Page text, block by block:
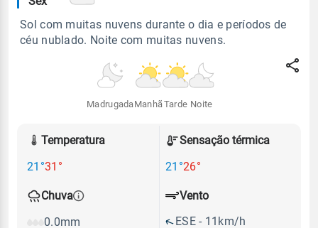
meteorológicos
Sol com muitas nuvens durante o dia e períodos de
céu nublado. Noite com muitas nuvens.
Madrugada Manhã Tarde Noite
Temperatura
21°31°
Sensação térmica
21°26°
Chuva
0.0mm
Vento
ESE - 11km/h